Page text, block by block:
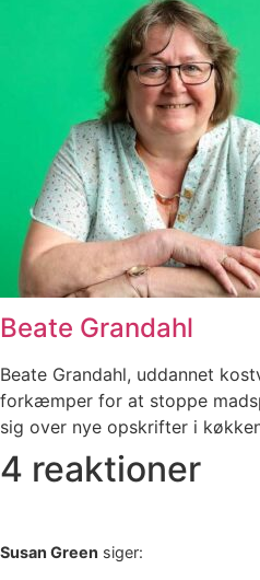
Beate Grandahl
Beate Grandahl, uddannet
forkæmper for at stoppe
sig over nye opskrifter i
4 reaktioner
Susan Green siger: